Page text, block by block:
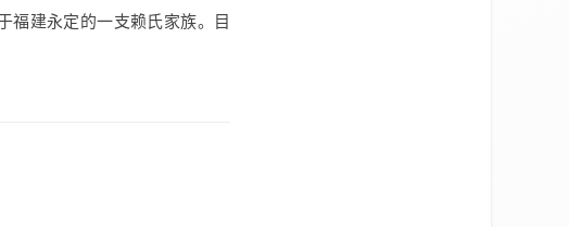
福建永定的一支赖氏家族。目